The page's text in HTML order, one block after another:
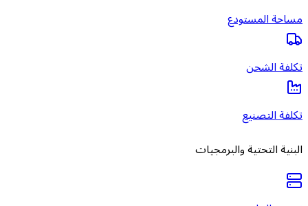
مساحة المستودع
تكلفة الشحن
تكلفة التصنيع
البنية التحتية والبرمجيات